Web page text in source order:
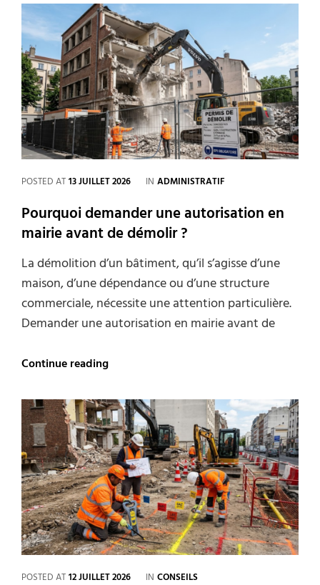
dans
une
maison
ancienne
?
POSTED AT13 JUILLET 2026 IN CATEGORIES
ADMINISTRATIF
Pourquoi demander une autorisation en
mairie avant de démolir ?
La démolition d’un bâtiment, qu’il s’agisse d’une
maison, d’une dépendance ou d’une structure
commerciale, nécessite une attention particulière.
Demander une autorisation en mairie avant de
Continue readingPourquoi
autorisation
en
mairie
avant
de
démolir
?
POSTED AT12 JUILLET 2026 IN CATEGORIES
CONSEILS